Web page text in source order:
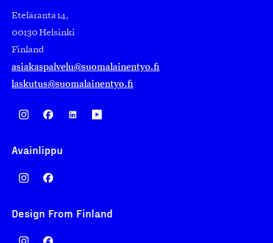
Eteläranta 14,
00130 Helsinki
Finland
asiakaspalvelu@suomalainentyo.fi
laskutus@suomalainentyo.fi
Avainlippu
Design From Finland